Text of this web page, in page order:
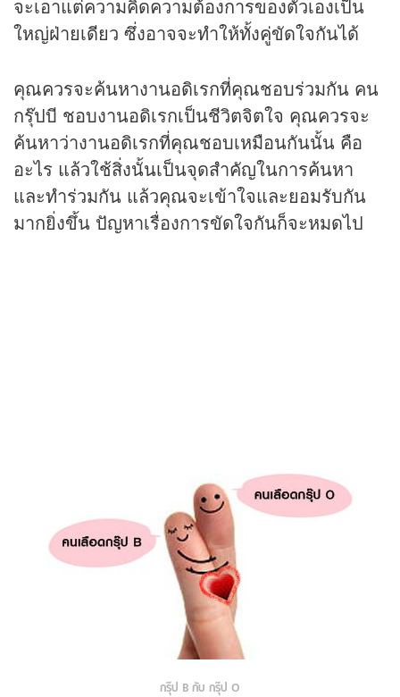
จะเอาแต่ความคิดความต้องการของตัวเองเป็น
ใหญ่ฝ่ายเดียว ซึ่งอาจจะทำให้ทั้งคู่ขัดใจกันได้
คุณควรจะค้นหางานอดิเรกที่คุณชอบร่วมกัน คน
กรุ๊ปบี ชอบงานอดิเรกเป็นชีวิตจิตใจ คุณควรจะ
ค้นหาว่างานอดิเรกที่คุณชอบเหมือนกันนั้น คือ
อะไร แล้วใช้สิ่งนั้นเป็นจุดสำคัญในการค้นหา
และทำร่วมกัน แล้วคุณจะเข้าใจและยอมรับกัน
มากยิ่งขึ้น ปัญหาเรื่องการขัดใจกันก็จะหมดไป
กรุ๊ป B กับ กรุ๊ป O